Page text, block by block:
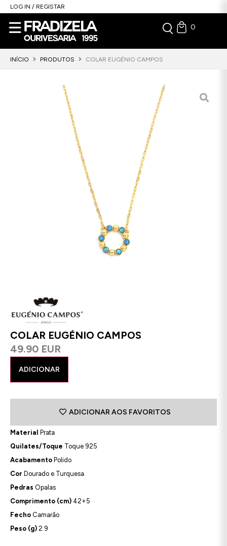
LOG IN / REGISTAR
0
INÍCIO PRODUTOS COLAR EUGÉNIO CAMPOS
COLAR EUGÉNIO CAMPOS
49.90 EUR
ADICIONAR
ADICIONAR AOS FAVORITOS
Material Prata
Quilates/Toque Toque 925
Acabamento Polido
Cor Dourado e Turquesa
Pedras Opalas
Comprimento (cm) 42+5
Fecho Camarão
Peso (g) 2.9